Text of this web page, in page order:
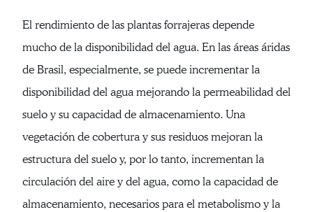
El rendimiento de las plantas forrajeras depende
mucho de la disponibilidad del agua. En las áreas áridas
de Brasil, especialmente, se puede incrementar la
disponibilidad del agua mejorando la permeabilidad del
suelo y su capacidad de almacenamiento. Una
vegetación de cobertura y sus residuos mejoran la
estructura del suelo y, por lo tanto, incrementan la
circulación del aire y del agua, como la capacidad de
almacenamiento, necesarios para el metabolismo y la